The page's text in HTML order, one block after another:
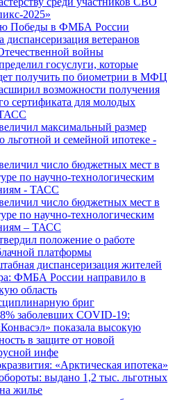
2025»
Победы в ФМБА России
диспансеризация ветеранов
войны
госуслуги, которые
получить по биометрии в МФЦ
возможности получения
сертификата для молодых
максимальный размер
льготной и семейной ипотеке -
число бюджетных мест в
по научно-технологическим
- ТАСС
число бюджетных мест в
по научно-технологическим
– ТАСС
положение о работе
платформы
диспансеризация жителей
ФМБА России направило в
область
бриг
заболевших COVID-19:
показала высокую
в защите от новой
инфе
«Арктическая ипотека»
выдано 1,2 тыс. льготных
жилье